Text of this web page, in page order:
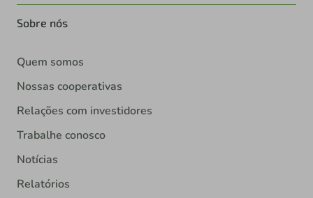
Sobre nós
Quem somos
Nossas cooperativas
Relações com investidores
Trabalhe conosco
Notícias
Relatórios